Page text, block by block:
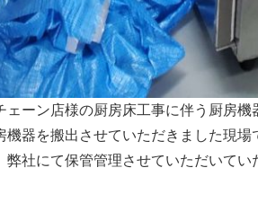
ェーン店様の厨房床工事に伴う厨房
機器を搬出させていただきました現
弊社にて保管管理させていただいて